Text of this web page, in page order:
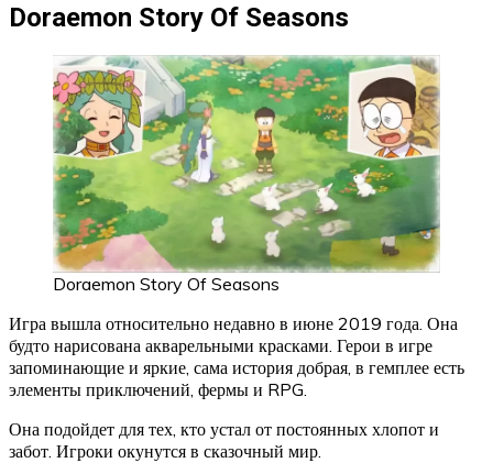
Doraemon Story Of Seasons
Doraemon Story Of Seasons
Игра вышла относительно недавно в июне 2019 года. Она
будто нарисована акварельными красками. Герои в игре
запоминающие и яркие, сама история добрая, в гемплее есть
элементы приключений, фермы и RPG.
Она подойдет для тех, кто устал от постоянных хлопот и
забот. Игроки окунутся в сказочный мир.